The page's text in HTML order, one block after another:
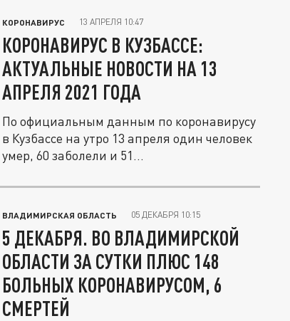
КОРОНАВИРУС 13 АПРЕЛЯ 10:47
КОРОНАВИРУС В КУЗБАССЕ:
АКТУАЛЬНЫЕ НОВОСТИ НА 13
АПРЕЛЯ 2021 ГОДА
По официальным данным по коронавирусу
в Кузбассе на утро 13 апреля один человек
умер, 60 заболели и 51...
ВЛАДИМИРСКАЯ ОБЛАСТЬ 05 ДЕКАБРЯ 10:15
5 ДЕКАБРЯ. ВО ВЛАДИМИРСКОЙ
ОБЛАСТИ ЗА СУТКИ ПЛЮС 148
БОЛЬНЫХ КОРОНАВИРУСОМ, 6
СМЕРТЕЙ